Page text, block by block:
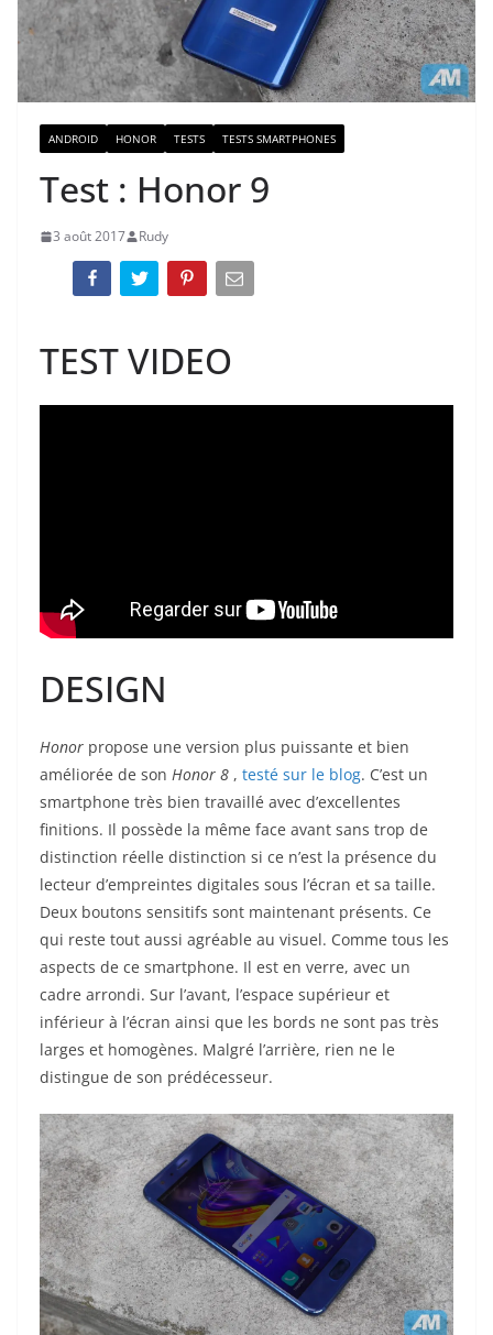
ANDROID HONOR TESTS TESTS SMARTPHONES
Test : Honor 9
3 août 2017 Rudy
TEST VIDEO
DESIGN
Honor propose une version plus puissante et bien
améliorée de son Honor 8 , testé sur le blog. C’est un
smartphone très bien travaillé avec d’excellentes
finitions. Il possède la même face avant sans trop de
distinction réelle distinction si ce n’est la présence du
lecteur d’empreintes digitales sous l’écran et sa taille.
Deux boutons sensitifs sont maintenant présents. Ce
qui reste tout aussi agréable au visuel. Comme tous les
aspects de ce smartphone. Il est en verre, avec un
cadre arrondi. Sur l’avant, l’espace supérieur et
inférieur à l’écran ainsi que les bords ne sont pas très
larges et homogènes. Malgré l’arrière, rien ne le
distingue de son prédécesseur.